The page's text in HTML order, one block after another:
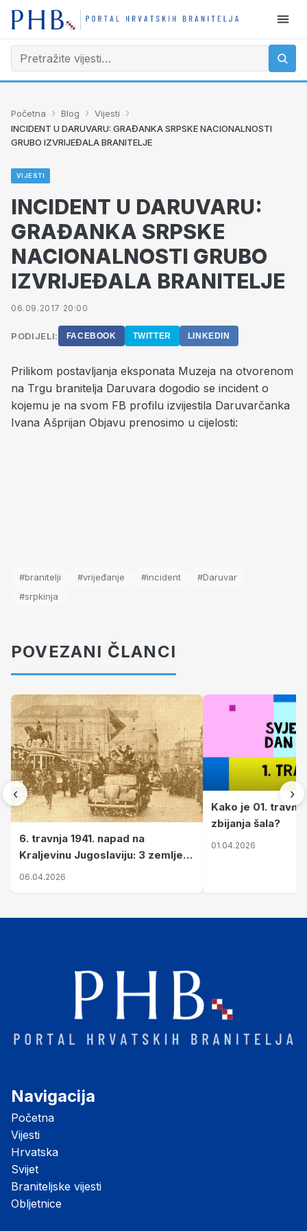
Početna › Blog › Vijesti ›
INCIDENT U DARUVARU: GRAĐANKA SRPSKE NACIONALNOSTI
GRUBO IZVRIJEĐALA BRANITELJE
VIJESTI
INCIDENT U DARUVARU:
GRAĐANKA SRPSKE
NACIONALNOSTI GRUBO
IZVRIJEĐALA BRANITELJE
06.09.2017 20:00
PODIJELI: FACEBOOK TWITTER LINKEDIN
Prilikom postavljanja eksponata Muzeja na otvorenom
na Trgu branitelja Daruvara dogodio se incident o
kojemu je na svom FB profilu izvijestila Daruvarčanka
Ivana Ašprijan Objavu prenosimo u cijelosti:
#branitelji #vrijeđanje #incident
#Daruvar
#srpkinja
POVEZANI ČLANCI
‹
6. travnja 1941. napad na
Kraljevinu Jugoslaviju: 3 zemlje
nastale njenim raspadom
06.04.2026
Kako je 01.
zbijanja šala?
01.04.2026
›
Navigacija
Početna
Vijesti
Hrvatska
Svijet
Braniteljske vijesti
Obljetnice